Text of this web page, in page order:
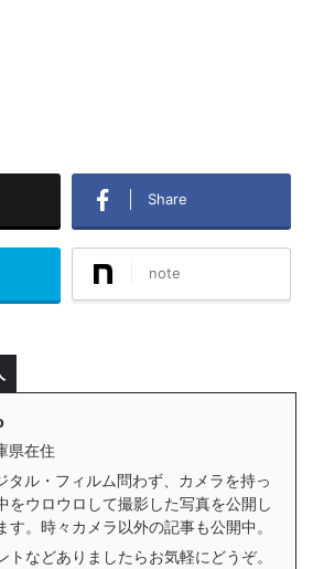
Share
note
県在住
タル・フィルム問わず、カメラを持っ
をウロウロして撮影した写真を公開し
す。時々カメラ以外の記事も公開中。
トなどありましたらお気軽にどうぞ。